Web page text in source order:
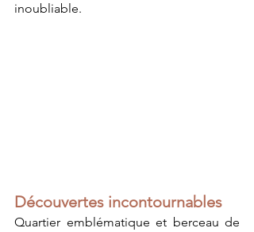
inoubliable.
Découvertes incontournables
Quartier emblématique et berceau de